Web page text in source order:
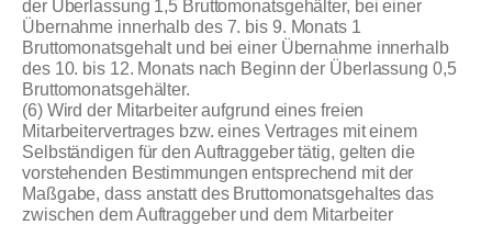
der Überlassung 1,5 Bruttomonatsgehälter, bei einer
Übernahme innerhalb des 7. bis 9. Monats 1
Bruttomonatsgehalt und bei einer Übernahme innerhalb
des 10. bis 12. Monats nach Beginn der Überlassung 0,5
Bruttomonatsgehälter.
(6) Wird der Mitarbeiter aufgrund eines freien
Mitarbeitervertrages bzw. eines Vertrages mit einem
Selbständigen für den Auftraggeber tätig, gelten die
vorstehenden Bestimmungen entsprechend mit der
Maßgabe, dass anstatt des Bruttomonatsgehaltes das
zwischen dem Auftraggeber und dem Mitarbeiter